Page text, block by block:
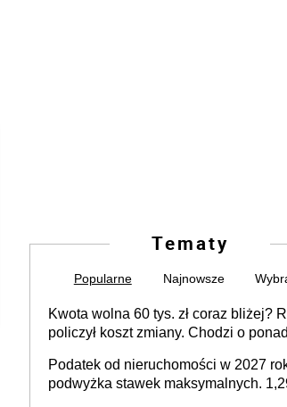
Tematy
Popularne Najnowsze
Kwota wolna 60 tys. zł coraz bliżej?
policzył koszt zmiany. Chodzi o
Podatek od nieruchomości w 2027
podwyżka stawek maksymalnych.